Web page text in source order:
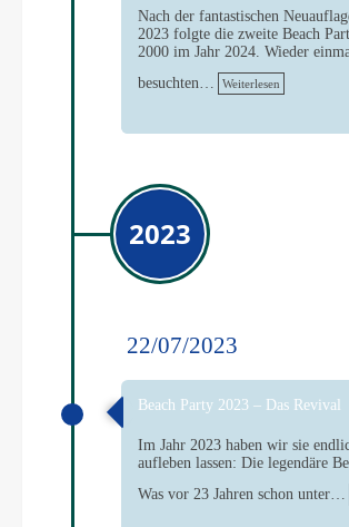
Nach der fantastischen
2023 folgte die zweite Beach
2000 im Jahr 2024. Wieder
besuchten…
Weiterlesen
2023
22/07/2023
Beach Party 2023 – Das Revival
Im Jahr 2023 haben wir sie
aufleben lassen: Die legendäre
Was vor 23 Jahren schon unter…